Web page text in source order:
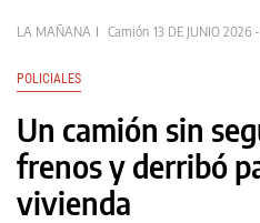
LA MAÑANA Camión 13 DE JUNIO 2026
POLICIALES
Un camión sin
frenos y derribó
vivienda